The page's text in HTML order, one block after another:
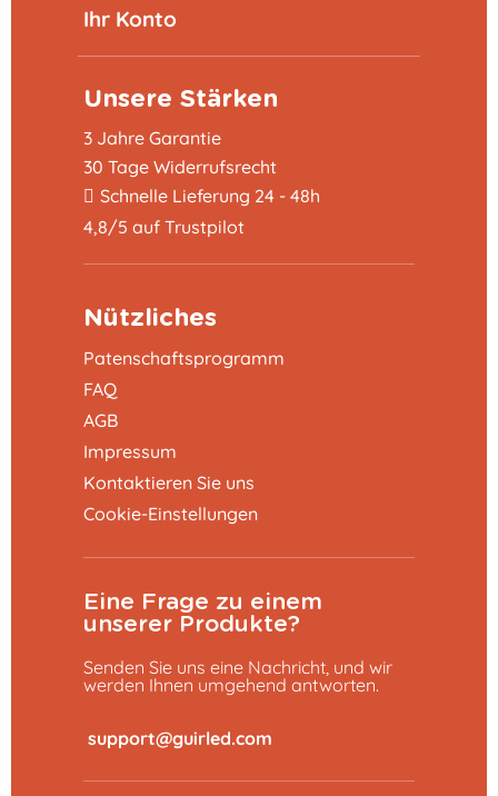
Ihr Konto
Unsere Stärken
3 Jahre Garantie
30 Tage Widerrufsrecht
Schnelle Lieferung 24 - 48h
4,8/5 auf Trustpilot
Nützliches
Patenschaftsprogramm
FAQ
AGB
Impressum
Kontaktieren Sie uns
Cookie-Einstellungen
Eine Frage zu einem
unserer Produkte?
Senden Sie uns eine Nachricht, und wir
werden Ihnen umgehend antworten.